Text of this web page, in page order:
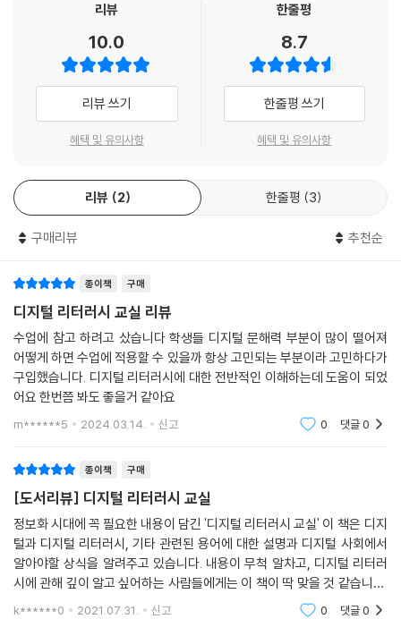
에게 필요한 정보를 구분해낼지, 디지털 세상의 에티켓을 어떻게 지켜야
할지 가이드라인을 제공한다. 여기에 더해서 디지털 도구로 새로운 것을
창작해낼 수 있도록 유도하고, 그것을 어떻게 나눌 수 있을지에 대한 고민
까지 함께 해보도록 권한다. 미래를 예측하기란 쉽지 않은 일이지만 대비
는 어렵지 않을 수도 있다. 이 책은 교육 현장에서 디지털 교육에 대해서 고
민하는 선생님들뿐만 아니라 미래의 교육에 대해서 고민하는 모든 사람들
을 위한 길잡이가 되어줄 책이다.
할을 한다. 이 책에서 저자들은 미래를 향한 연결고리로서 교육의 역할을
새롭게 규정하고, 실천으로 구체화하는 다양한 방법을 제시하고 있다. 특
히 학습자 개인 수준에서의 접근을 강조하고 있다는 점이 이 책의 가치를
더 높여주고 있다.
- 정제영 (이화여자대학교 교육학과 교수)
리뷰
10.0
리뷰 쓰기
혜택 및 유의사항
한줄평
8.7
한줄평 쓰기
혜택 및 유의사항
리뷰 2 한줄평 3
구매리뷰 추천순
종이책 구매
디지털 리터러시 교실 리뷰
수업에 참고 하려고 샀습니다 학생들 디지털 문해력 부분이 많이 떨어져
어떻게 하면 수업에 적용할 수 있을까 항상 고민되는 부분이라 고민하다가
구입했습니다. 디지털 리터러시에 대한 전반적인 이해하는데 도움이 되었
어요 한번쯤 봐도 좋을거 같아요
m******5 2024.03.14. 신고 0 댓글0
종이책 구매
[도서리뷰] 디지털 리터러시 교실
정보화 시대에 꼭 필요한 내용이 담긴 '디지털 리터러시 교실' 이 책은 디지
털과 디지털 리터러시, 기타 관련된 용어에 대한 설명과 디지털 사회에서
알아야할 상식을 알려주고 있습니다. 내용이 무척 알차고, 디지털 리터러
시에 관해 깊이 알고 싶어하는 사람들에게는 이 책이 딱 맞을 것 같습니다.
또한 디지털 사회에서 다양하게 활용되고 있는 여러가지 프로그램이며 사
k******0 2021.07.31. 신고 0 댓글0